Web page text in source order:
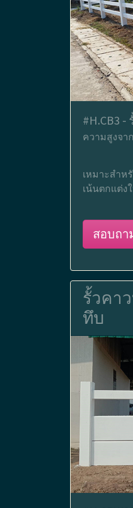
#H.CB3
ความสูงจา
เหมาะสำห
เน้นตกแต่ง
สอบถา
รั้วคา
ทึบ